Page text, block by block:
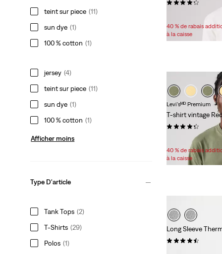
teint sur piece (11)
sun dye (1)
100 % cotton (1)
jersey (4)
teint sur piece (11)
sun dye (1)
100 % cotton (1)
Afficher moins
Type D'article
Tank Tops (2)
T-Shirts (29)
Polos (1)
Price
is
Price
40 % de rabais
à la caisse
Levi'sᴹᴰ Premium
T-shirt vintage
(111)
Price
Range
is
26,98 $ -28,98 $
40 % de rabais
à la caisse
Long Sleeve